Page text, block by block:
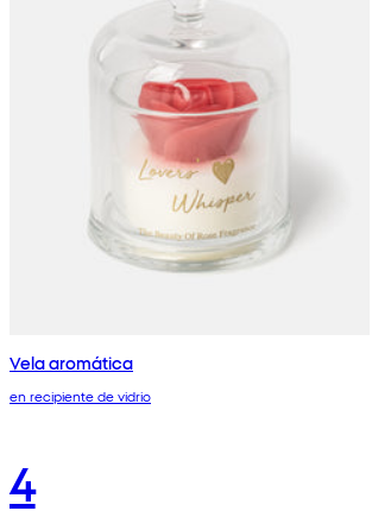
Vela aromática
en recipiente de vidrio
4